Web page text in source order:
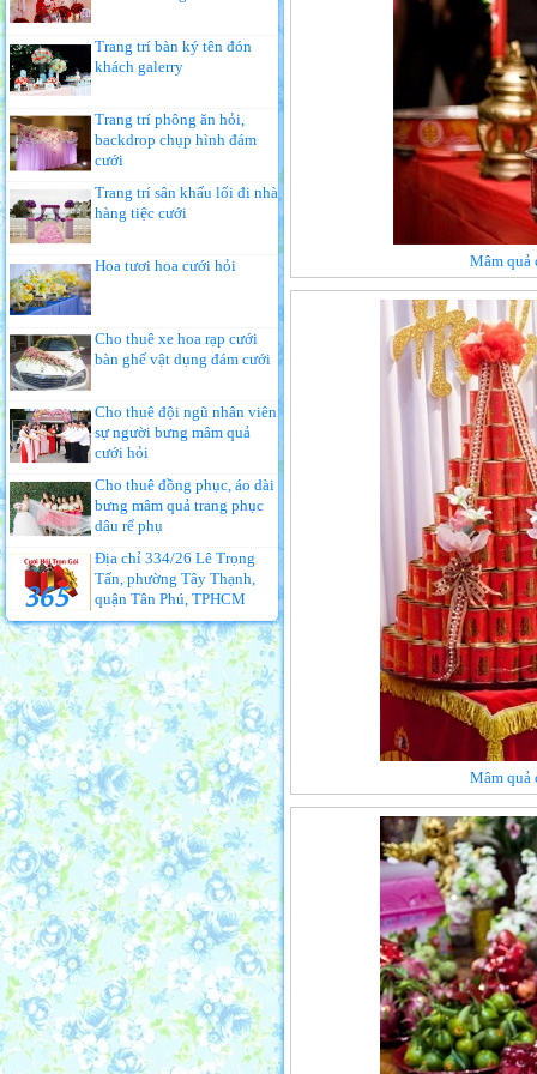
Trang trí bàn ký tên đón
khách galerry
Trang trí phông ăn hỏi,
backdrop chụp hình đám
cưới
Trang trí sân khấu lối đi nhà
hàng tiệc cưới
Hoa tươi hoa cưới hỏi
Cho thuê xe hoa rạp cưới
bàn ghế vật dụng đám cưới
Cho thuê đội ngũ nhân viên
sự người bưng mâm quả
cưới hỏi
Cho thuê đồng phục, áo dài
bưng mâm quả trang phục
dâu rể phụ
Địa chỉ 334/26 Lê Trọng
Tấn, phường Tây Thạnh,
quận Tân Phú, TPHCM
Mâm quả
Mâm quả